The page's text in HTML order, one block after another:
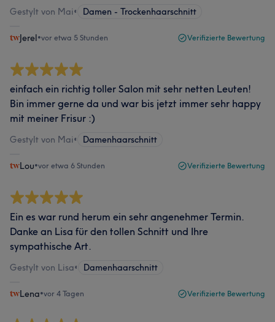
Gestylt von Mai• Damen - Trockenhaarschnitt
Jerel•vor etwa 5 Stunden Verifizierte Bewertung
einfach ein richtig toller Salon mit sehr netten Leuten!
Bin immer gerne da und war bis jetzt immer sehr happy
mit meiner Frisur :)
Gestylt von Mai• Damenhaarschnitt
Lou•vor etwa 6 Stunden Verifizierte Bewertung
Ein es war rund herum ein sehr angenehmer Termin.
Danke an Lisa für den tollen Schnitt und Ihre
sympathische Art.
Gestylt von Lisa• Damenhaarschnitt
Lena•vor 4 Tagen Verifizierte Bewertung